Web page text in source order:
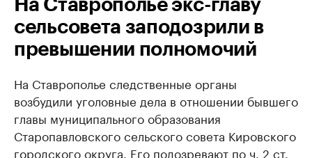
На Ставрополье экс-главу
сельсовета заподозрили в
превышении полномочий
На Ставрополье следственные органы
возбудили уголовные дела в отношении бывшего
главы муниципального образования
Старопавловского сельского совета Кировского
городского округа. Его подозревают по ч. 2 ст.